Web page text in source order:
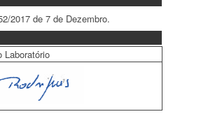
2017 de 7 de Dezembro.
Laboratório